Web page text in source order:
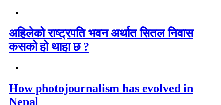
अहिलेको राष्ट्रपति भवन अर्थात सितल निवास
कसको हो थाहा छ ?
How photojournalism has evolved in
Nepal